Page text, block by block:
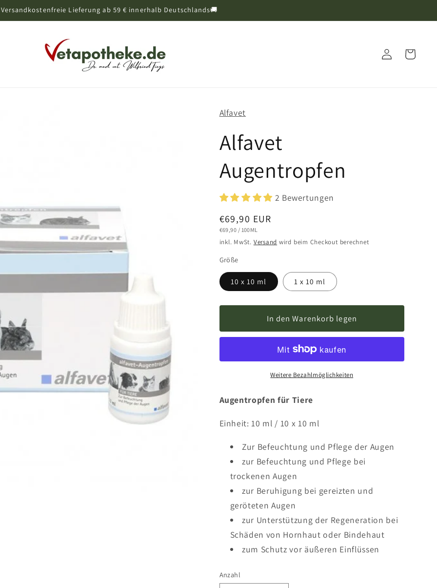
Versandkostenfreie Lieferung ab 59 € innerhalb Deutschlands🚚
EinloggenWarenkorb
Alfavet
Alfavet
Augentropfen
2 Bewertungen
Normaler
Preis
€69,90 EUR
STÜCKPREIS
€69,90 / PRO
100ML
inkl. MwSt. Versand wird beim Checkout berechnet
Größe
10 x 10 ml 1 x 10 ml
In den Warenkorb legen
Weitere Bezahlmöglichkeiten
Augentropfen für Tiere
Einheit: 10 ml / 10 x 10 ml
Zur Befeuchtung und Pflege der Augen
zur Befeuchtung und Pflege bei
trockenen Augen
zur Beruhigung bei gereizten und
geröteten Augen
zur Unterstützung der Regeneration bei
Schäden von Hornhaut oder Bindehaut
zum Schutz vor äußeren Einflüssen
Anzahl